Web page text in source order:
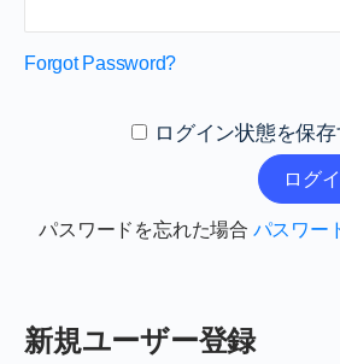
Forgot Password?
ログイン状態を保存
パスワードを忘れた場合 パスワー
新規ユーザー登録